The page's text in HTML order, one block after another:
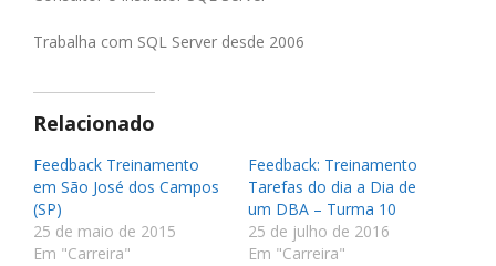
Trabalha com SQL Server desde 2006
Relacionado
Feedback Treinamento
em São José dos Campos
(SP)
25 de maio de 2015
Em "Carreira"
Feedback: Treinamento
Tarefas do dia a Dia de
um DBA – Turma 10
25 de julho de 2016
Em "Carreira"